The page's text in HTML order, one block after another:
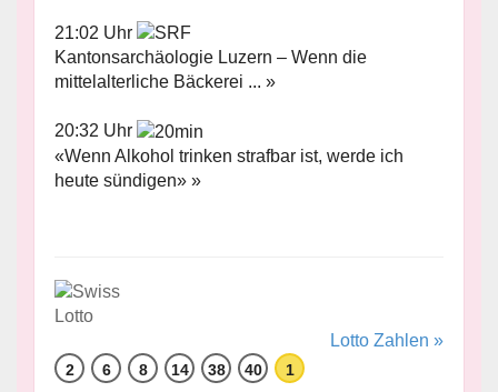
21:02 Uhr
Kantonsarchäologie Luzern – Wenn die
mittelalterliche Bäckerei ... »
20:32 Uhr
«Wenn Alkohol trinken strafbar ist, werde ich
heute sündigen» »
Lotto Zahlen »
2 6 8 14 38 40 1